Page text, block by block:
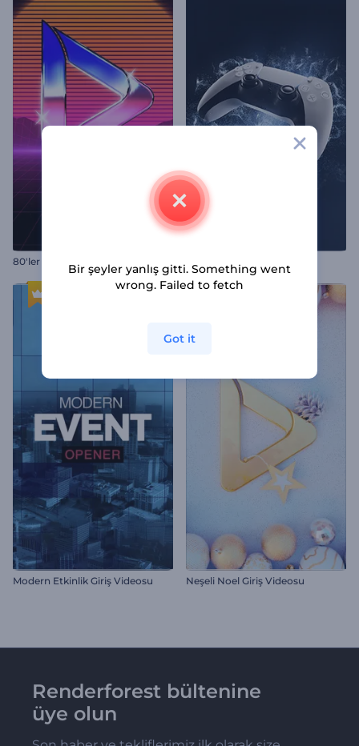
80'ler Retro Giriş Videosu Islak Joystick İntro
Modern Etkinlik Giriş Videosu Neşeli Noel Giriş Videosu
Renderforest bültenine
üye olun
Bir şeyler yanlış gitti. Something went
wrong. Failed to fetch
Got it